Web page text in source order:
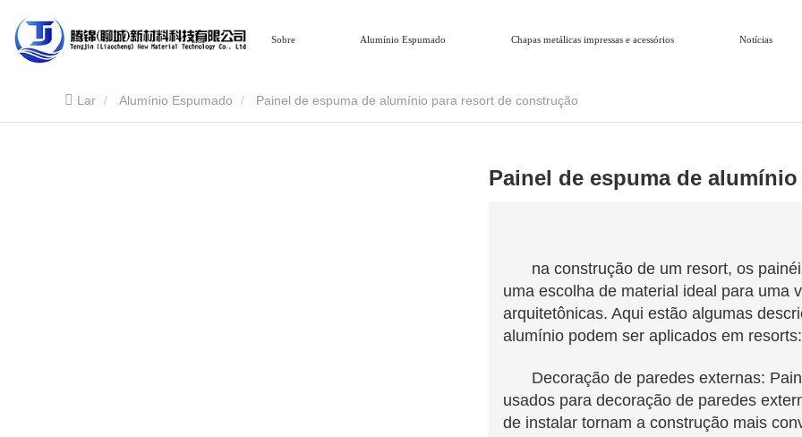
Lar Sobre Alumínio Espumado Chapas metálicas impressas e acessórios Notícias
Lar Alumínio Espumado Painel de espuma de alumínio para resort de construção
Painel de espuma de
na construção de um resort, os
uma escolha de material ideal para uma
arquitetônicas. Aqui estão algumas
alumínio podem ser aplicados em resorts:
Decoração de paredes externas:
usados ​​para decoração de paredes
de instalar tornam a construção mais